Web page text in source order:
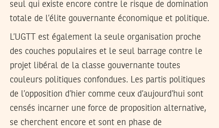
seul qui existe encore contre le risque de domination
totale de l’élite gouvernante économique et politique.
L’UGTT est également la seule organisation proche
des couches populaires et le seul barrage contre le
projet libéral de la classe gouvernante toutes
couleurs politiques confondues. Les partis politiques
de l’opposition d’hier comme ceux d’aujourd’hui sont
censés incarner une force de proposition alternative,
se cherchent encore et sont en phase de